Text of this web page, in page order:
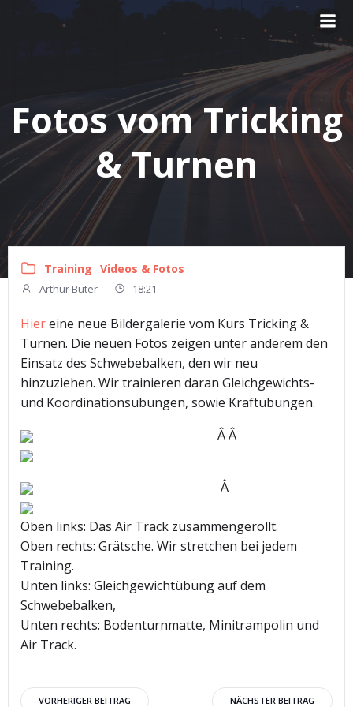
Zum
Fotos vom Tricking
& Turnen
Training Videos & Fotos
Arthur Büter - 18:21
Hiereine neue Bildergalerie vom Kurs Tricking &
Turnen. Die neuen Fotos zeigen unter anderem den
Einsatz des Schwebebalken, den wir neu
hinzuziehen. Wir trainieren daran Gleichgewichts-
und Koordinationsübungen, sowie Kraftübungen.
Â Â
Â
Oben links: Das Air Track zusammengerollt.
Oben rechts: Grätsche. Wir stretchen bei jedem
Training.
Unten links: Gleichgewichtübung auf dem
Schwebebalken,
Unten rechts: Bodenturnmatte, Minitrampolin und
Air Track.
VORHERIGER BEITRAG NÄCHSTER BEITRAG